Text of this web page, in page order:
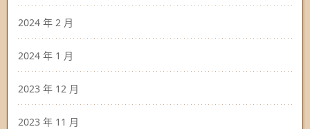
2024 年 2 月
2024 年 1 月
2023 年 12 月
2023 年 11 月